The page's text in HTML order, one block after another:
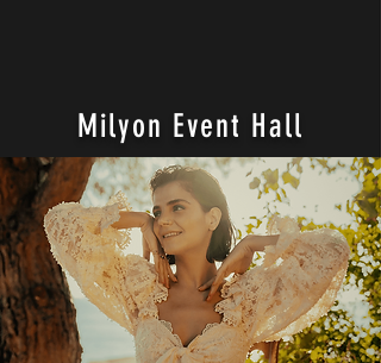
Milyon Event Hall